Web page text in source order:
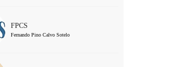
FPCS
Fernando Pino Calvo Sotelo